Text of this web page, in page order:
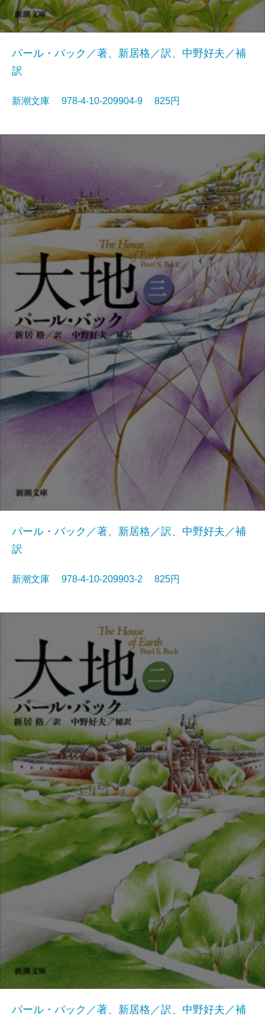
パール・バック／著、新居格／訳、中野好夫／補
訳
新潮文庫 978-4-10-209904-9 825円
パール・バック／著、新居格／訳、中野好夫／補
訳
新潮文庫 978-4-10-209903-2 825円
パール・バック／著、新居格／訳、中野好夫／補